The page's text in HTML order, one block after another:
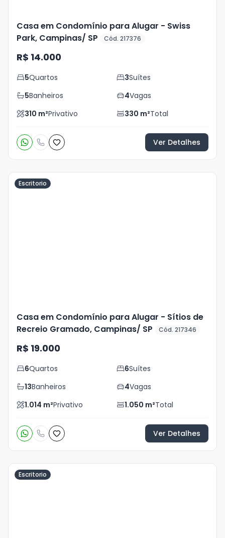
Casa em Condomínio para Alugar - Swiss
Park, Campinas/ SP
Cód. 217376
R$ 14.000
5Quartos 3Suítes
5Banheiros 4Vagas
310 m²Privativo 330 m²Total
Ver Detalhes
Escritorio
Casa em Condomínio para Alugar - Sítios de
Recreio Gramado, Campinas/ SP
Cód. 217346
R$ 19.000
6Quartos 6Suítes
13Banheiros 4Vagas
1.014 m²Privativo 1.050 m²Total
Ver Detalhes
Escritorio